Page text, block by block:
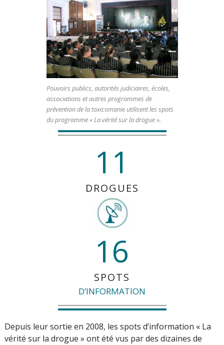
Pouvoirs publics, autorités judiciaires, écoles,
associations et autres programmes de
prévention de la toxicomanie utilisent les spots
du programme « La vérité sur la drogue ».
11
DROGUES
16
SPOTS
D’INFORMATION
Depuis leur sortie en 2008, les spots d’information « La
vérité sur la drogue » ont été vus par des dizaines de